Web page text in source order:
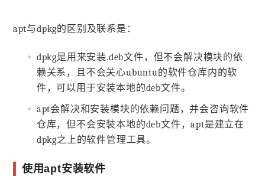
apt与dpkg的区别及联系是：
dpkg是用来安装.deb文件，但不会解决模块的依
赖关系，且不会关心ubuntu的软件仓库内的软
件，可以用于安装本地的deb文件。
apt会解决和安装模块的依赖问题，并会咨询软件
仓库，但不会安装本地的deb文件，apt是建立在
dpkg之上的软件管理工具。
使用apt安装软件